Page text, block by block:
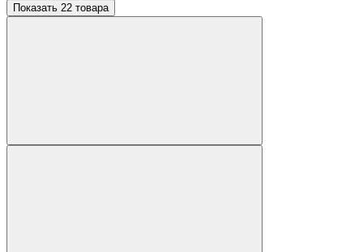
Показать 22 товара